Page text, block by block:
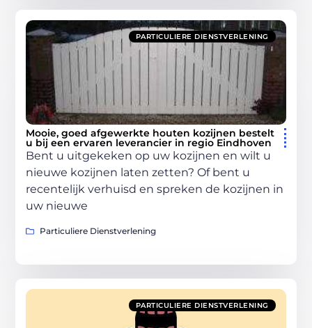
PARTICULIERE DIENSTVERLENING
Mooie, goed afgewerkte houten kozijnen bestelt
u bij een ervaren leverancier in regio Eindhoven
Bent u uitgekeken op uw kozijnen en wilt u
nieuwe kozijnen laten zetten? Of bent u
recentelijk verhuisd en spreken de kozijnen in
uw nieuwe
Particuliere Dienstverlening
PARTICULIERE DIENSTVERLENING